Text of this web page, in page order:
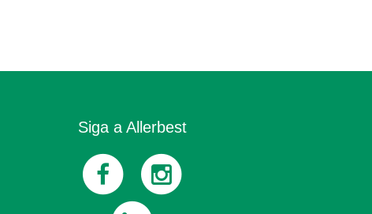
Siga a Allerbest